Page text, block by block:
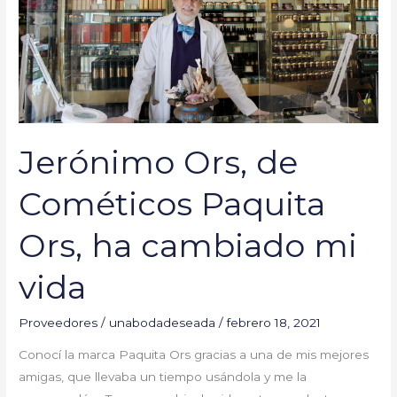
Jerónimo Ors, de
Cométicos Paquita
Ors, ha cambiado mi
vida
Proveedores / unabodadeseada/febrero 18, 2021
Conocí la marca Paquita Ors gracias a una de mis mejores
amigas, que llevaba un tiempo usándola y me la
Ors,
ha
cambiado
mi
vida